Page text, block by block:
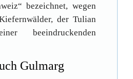
bezeichnet, wegen
der Tulian
beeindruckenden
Gulmarg